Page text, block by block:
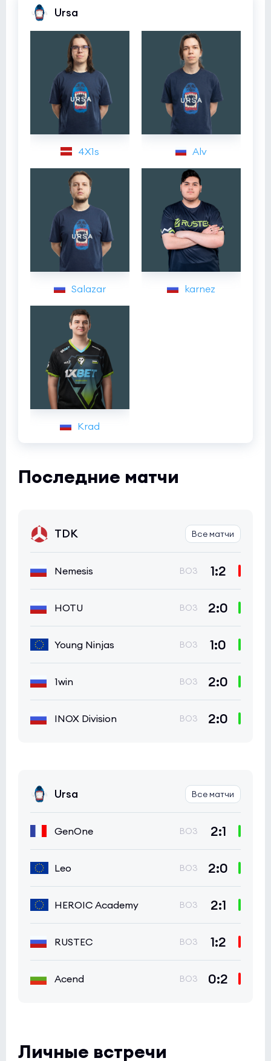
Ursa
4X1s Alv
Salazar karnez
Krad
Последние матчи
TDK Все матчи
Nemesis BO3 1:2
HOTU BO3 2:0
Young Ninjas BO3 1:0
1win BO3 2:0
INOX Division BO3 2:0
Ursa Все матчи
GenOne BO3 2:1
Leo BO3 2:0
HEROIC Academy BO3 2:1
RUSTEC BO3 1:2
Acend BO3 0:2
Личные встречи